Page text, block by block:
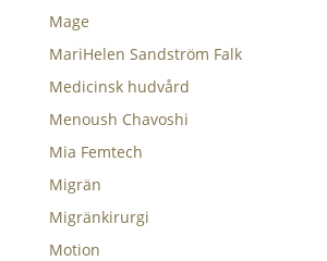
Mage
MariHelen Sandström Falk
Medicinsk hudvård
Menoush Chavoshi
Mia Femtech
Migrän
Migränkirurgi
Motion